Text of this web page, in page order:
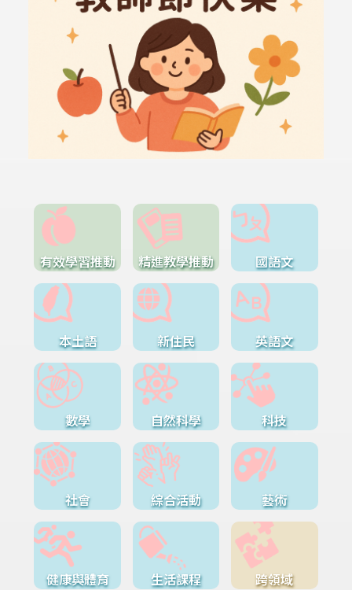
有效學習推動 精進教學推動 國語文
本土語 新住民 英語文
數學 自然科學 科技
社會 綜合活動 藝術
健康與體育 生活課程 跨領域